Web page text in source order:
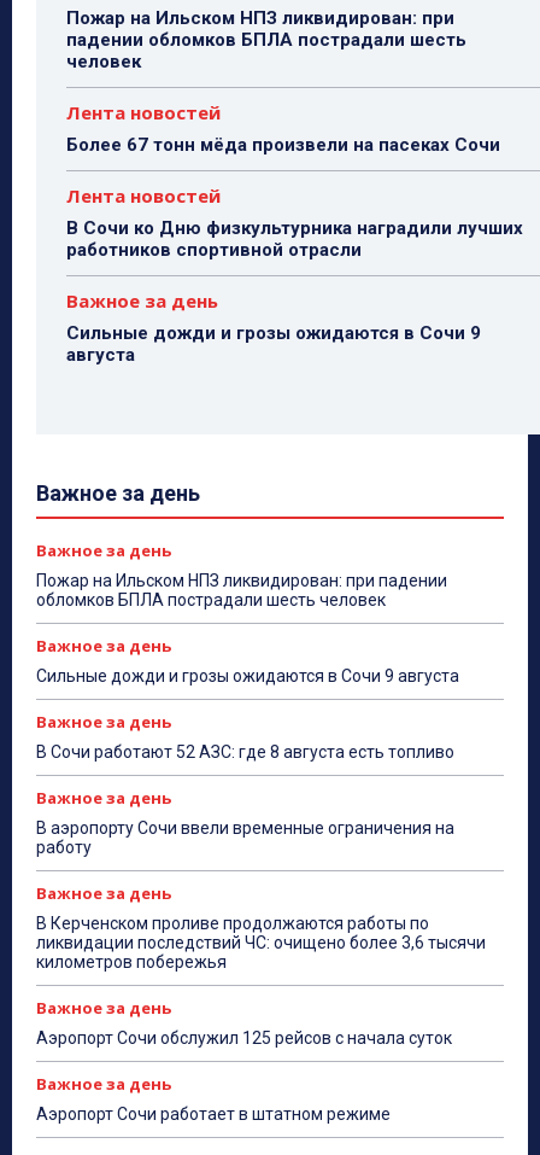
Пожар на Ильском НПЗ ликвидирован: при
падении обломков БПЛА пострадали шесть
человек
Лента новостей
Более 67 тонн мёда произвели на пасеках Сочи
Лента новостей
В Сочи ко Дню физкультурника наградили лучших
работников спортивной отрасли
Важное за день
Сильные дожди и грозы ожидаются в Сочи 9
августа
Важное за день
Важное за день
Пожар на Ильском НПЗ ликвидирован: при падении
обломков БПЛА пострадали шесть человек
Важное за день
Сильные дожди и грозы ожидаются в Сочи 9 августа
Важное за день
В Сочи работают 52 АЗС: где 8 августа есть топливо
Важное за день
В аэропорту Сочи ввели временные ограничения на
работу
Важное за день
В Керченском проливе продолжаются работы по
ликвидации последствий ЧС: очищено более 3,6 тысячи
километров побережья
Важное за день
Аэропорт Сочи обслужил 125 рейсов с начала суток
Важное за день
Аэропорт Сочи работает в штатном режиме